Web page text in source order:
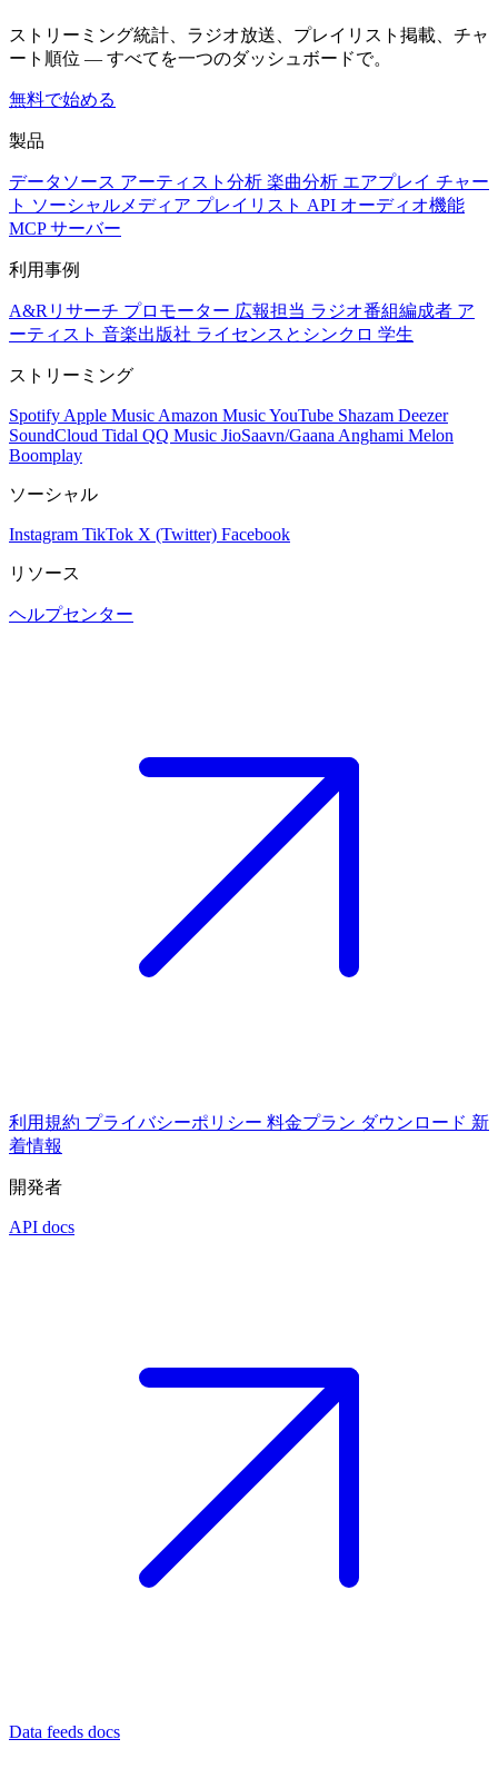
ストリーミング統計、ラジオ放送、プレイリスト掲載、チャ
ート順位 — すべてを一つのダッシュボードで。
無料で始める
製品
データソース アーティスト分析 楽曲分析 エアプレイ チャー
ト ソーシャルメディア プレイリスト API オーディオ機能
MCP サーバー
利用事例
A&Rリサーチ プロモーター 広報担当 ラジオ番組編成者 ア
ーティスト 音楽出版社 ライセンスとシンクロ 学生
ストリーミング
Spotify Apple Music Amazon MusicYouTube Shazam Deezer
SoundCloud Tidal QQ Music JioSaavn/Gaana Anghami Melon
Boomplay
ソーシャル
Instagram TikTok X (Twitter) Facebook
リソース
ヘルプセンター
利用規約 プライバシーポリシー 料金プラン ダウンロード 新
着情報
開発者
API docs
Data feeds docs